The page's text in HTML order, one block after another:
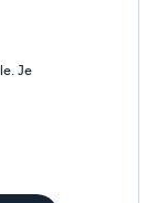
pour
a
Je